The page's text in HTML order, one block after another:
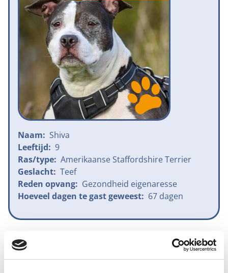
Naam: Shiva
Leeftijd: 9
Ras/type: Amerikaanse Staffordshire Terrier
Geslacht: Teef
Reden opvang: Gezondheid eigenaresse
Hoeveel dagen te gast geweest: 67 dagen
Geplaatst
Haar eigenaresse kon helaas wegens omstandigheden